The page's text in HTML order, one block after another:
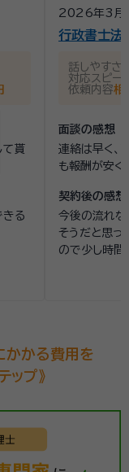
て貰
きる
2026年3月
行政書士法
話しやすさ
対応スピー
依頼内容相
面談の感想
連絡は早く、
も報酬が安く
契約後の感想
今後の流れな
そうだと思っ
ので少し時間
かる費用を
ップ》